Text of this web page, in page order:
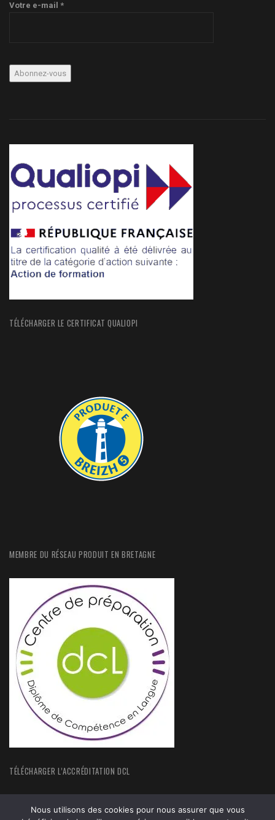
Votre e-mail *
TÉLÉCHARGER LE CERTIFICAT QUALIOPI
MEMBRE DU RÉSEAU PRODUIT EN BRETAGNE
TÉLÉCHARGER L’ACCRÉDITATION DCL
Nous utilisons des cookies pour nous assurer que vous